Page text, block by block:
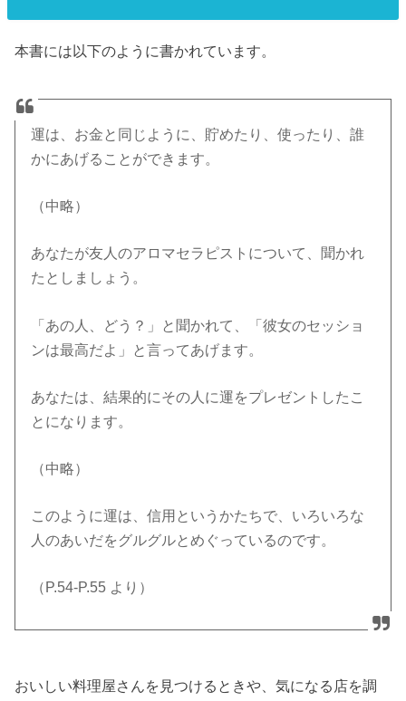
本書には以下のように書かれています。
運は、お金と同じように、貯めたり、使ったり、誰
かにあげることができます。
（中略）
あなたが友人のアロマセラピストについて、聞かれ
たとしましょう。
「あの人、どう？」と聞かれて、「彼女のセッショ
ンは最高だよ」と言ってあげます。
あなたは、結果的にその人に運をプレゼントしたこ
とになります。
（中略）
このように運は、信用というかたちで、いろいろな
人のあいだをグルグルとめぐっているのです。
（P.54-P.55 より）
おいしい料理屋さんを見つけるときや、気になる店を調